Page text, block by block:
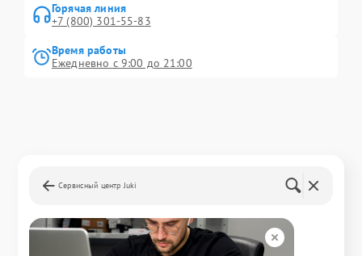
Горячая линия
+7 (800) 301-55-83
Время работы
Ежедневно с 9:00 до 21:00
Сервисный центр Juki